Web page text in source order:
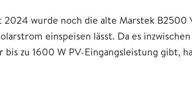
2024 wurde noch die alte Marstek B2500
einspeisen lässt. Da es
zu 1600 W PV-Eingangsleistung gibt,